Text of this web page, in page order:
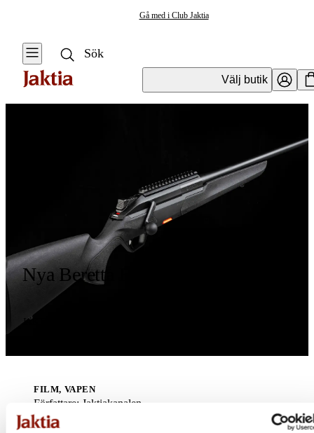
Gå med i Club Jaktia
Välj butik
Nya Beretta BRX1
JAKTIAKANALEN
FILM, VAPEN
Författare: Jaktiakanalen
20 oktober 2021